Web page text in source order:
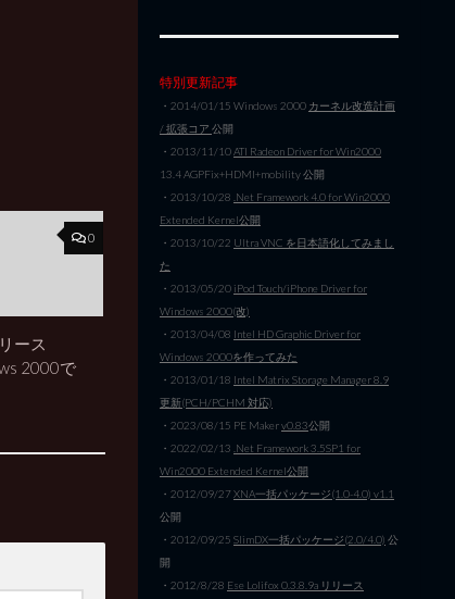
0
ース
2000で
特別更新記事
・2014/01/15 Windows 2000 カーネル改造計画
/ 拡張コア 公開
・2013/11/10ATI Radeon Driver for Win2000
13.4 AGPFix+HDMI+mobility 公開
・2013/10/28 .Net Framework 4.0 for Win2000
Extended Kernel公開
・2013/10/22 Ultra VNC を日本語化してみまし
た
・2013/05/20 iPod Touch/iPhone Driver for
Windows 2000(改)
・2013/04/08 Intel HD Graphic Driver for
Windows 2000を作ってみた
・2013/01/18 Intel Matrix Storage Manager 8.9
更新(PCH/PCHM 対応)
・2023/08/15 PE Makerv0.83公開
・2022/02/13 .Net Framework 3.5SP1 for
Win2000 Extended Kernel公開
・2012/09/27XNA一括パッケージ(1.0-4.0) v1.1
公開
・2012/09/25 SlimDX一括パッケージ(2.0/4.0) 公
開
・2012/8/28 Ese Lolifox 0.3.8.9a リリース